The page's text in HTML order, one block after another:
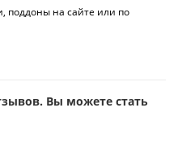
поддоны на сайте или по
Вы можете стать